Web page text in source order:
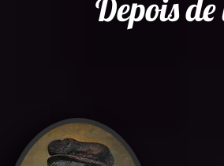
Depois